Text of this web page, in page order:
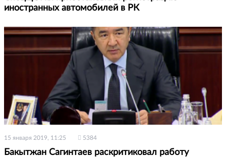
иностранных автомобилей в РК
15 января 2019, 11:25 5384
Бакытжан Сагинтаев раскритиковал работу